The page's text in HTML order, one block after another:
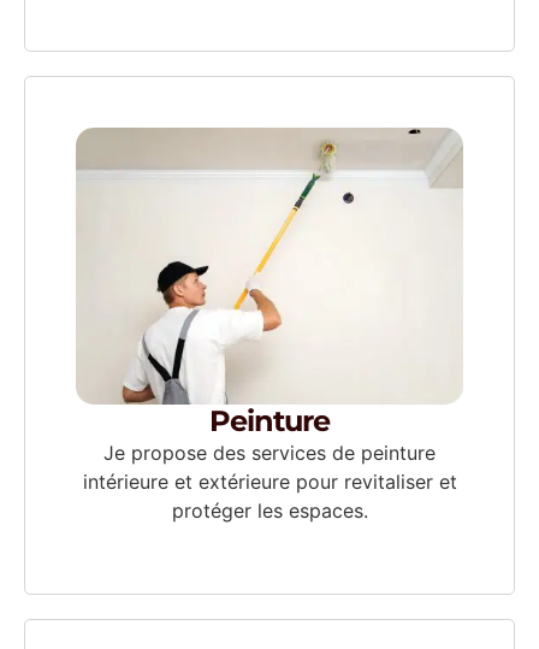
Peinture
Je propose des services de peinture
intérieure et extérieure pour revitaliser et
protéger les espaces.